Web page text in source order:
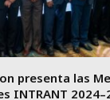
presenta las
INTRANT